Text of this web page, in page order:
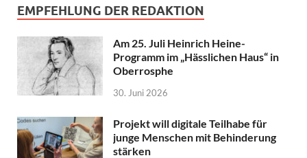
EMPFEHLUNG DER REDAKTION
Am 25. Juli Heinrich Heine-
Programm im „Hässlichen Haus“ in
Oberrosphe
30. Juni 2026
Projekt will digitale Teilhabe für
junge Menschen mit Behinderung
stärken